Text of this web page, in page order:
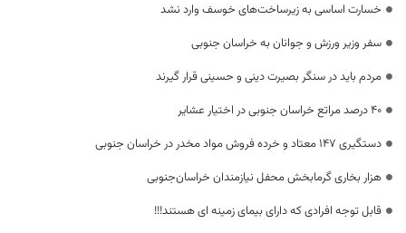
خسارت اساسی به زیرساخت‌های خوسف وارد نشد
سفر وزیر ورزش و جوانان به خراسان جنوبی
مردم باید در سنگر بصیرت دینی و حسینی قرار گیرند
40 درصد مراتع خراسان جنوبی در اختیار عشایر
دستگیری ۱۴۷ معتاد و خرده فروش مواد مخدر در خراسان جنوبی
هزار بخاری گرمابخش محفل نیازمندان خراسان‌جنوبی
قابل توجه افرادی که دارای بیمای زمینه ای هستند!!!